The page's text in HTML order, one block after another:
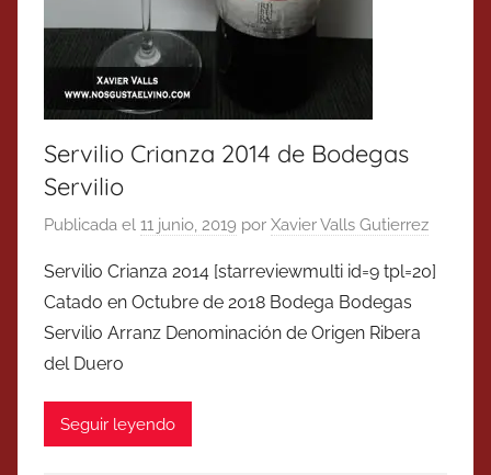
Servilio Crianza 2014 de Bodegas
Servilio
Publicada el 11 junio, 2019 por Xavier Valls Gutierrez
Servilio Crianza 2014 [starreviewmulti id=9 tpl=20]
Catado en Octubre de 2018 Bodega Bodegas
Servilio Arranz Denominación de Origen Ribera
del Duero
Seguir leyendo